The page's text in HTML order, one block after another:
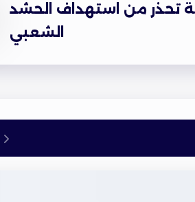
تحذر من استهداف الحشد
الشعبي